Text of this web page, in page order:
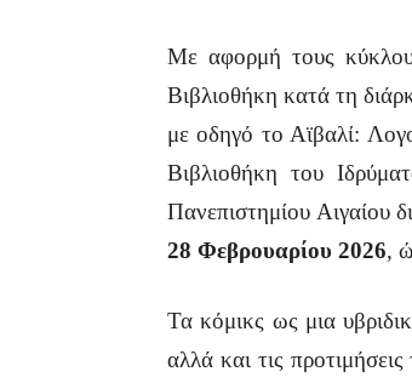
Με αφορμή τους
Βιβλιοθήκη κατά τη
με οδηγό το Αϊβαλί:
Βιβλιοθήκη του
Πανεπιστημίου Αιγαίου
28 Φεβρουαρίου 2026,
Τα κόμικς ως μια
αλλά και τις